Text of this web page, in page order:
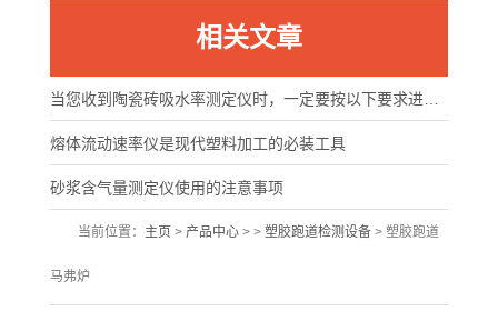
相关文章
熔体流动速率仪是现代塑料加工的必装工具
砂浆含气量测定仪使用的注意事项
当前位置： 主页 > 产品中心 > > 塑胶跑道检测设备 > 塑胶跑道
马弗炉